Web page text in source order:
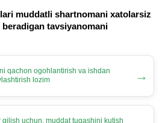
muddatli shartnomani хatolarsiz
tavsiyanomani
qachon ogohlantirish va ishdan
lozim
→
uchun, muddat tugashini kutish